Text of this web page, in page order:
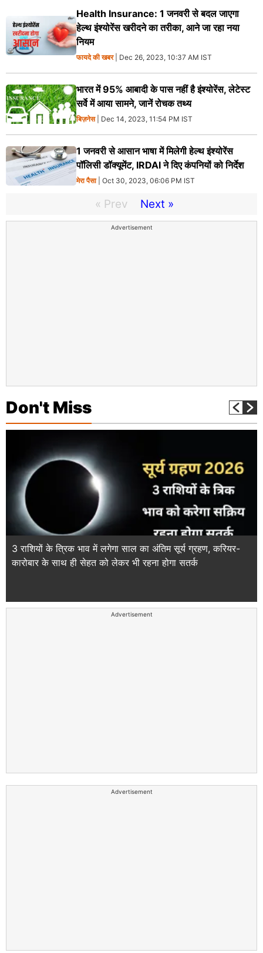
Health Insurance: 1 जनवरी से बदल जाएगा
हेल्थ इंश्योरेंस खरीदने का तरीका, आने जा रहा नया
नियम
फायदे की खबर| Dec 26, 2023, 10:37 AM IST
भारत में 95% आबादी के पास नहीं है इंश्योरेंस, लेटेस्ट
सर्वे में आया सामने, जानें रोचक तथ्य
बिज़नेस| Dec 14, 2023, 11:54 PM IST
1 जनवरी से आसान भाषा में मिलेगी हेल्थ इंश्योरेंस
पॉलिसी डॉक्यूमेंट, IRDAI ने दिए कंपनियों को निर्देश
मेरा पैसा| Oct 30, 2023, 06:06 PM IST
« Prev Next »
Advertisement
Don't Miss
3 राशियों के त्रिक भाव में लगेगा साल का अंतिम सूर्य ग्रहण, करियर-
कारोबार के साथ ही सेहत को लेकर भी रहना होगा सतर्क
Advertisement
Advertisement